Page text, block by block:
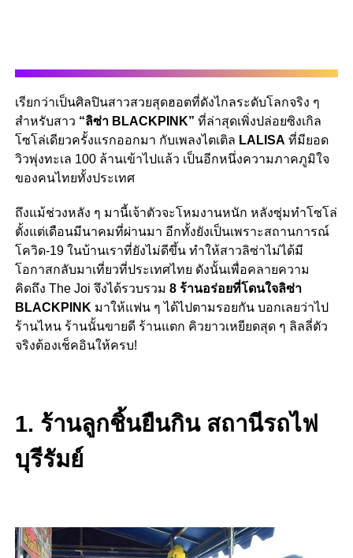
เรียกว่าเป็นศิลปินสาวสวยสุดฮอตที่ดังไกลระดับโลกจริง ๆ
สำหรับสาว “ลิซ่า BLACKPINK” ที่ล่าสุดเพิ่งปล่อยซิงเกิล
โซโล่เดียวครั้งแรกออกมา กับเพลงไตเติล LALISA ที่มียอด
วิวพุ่งทะเล 100 ล้านเข้าไปแล้ว เป็นอีกหนึ่งความภาคภูมิใจ
ของคนไทยทั้งประเทศ
ถึงแม้ช่วงหลัง ๆ มานี้เจ้าตัวจะโหมงานหนัก หลังซุ่มทำโซโล่
ตั้งแต่เดือนมีนาคมที่ผ่านมา อีกทั้งยังเป็นเพราะสถานการณ์
โควิด-19 ในบ้านเราที่ยังไม่ดีขึ้น ทำให้สาวลิซ่าไม่ได้มี
โอกาสกลับมาเที่ยวที่ประเทศไทย ดังนั้นเพื่อคลายความ
คิดถึง The Joi จึงได้รวบรวม 8 ร้านอร่อยที่โดนใจลิซ่า
BLACKPINK มาให้แฟน ๆ ได้ไปตามรอยกัน บอกเลยว่าไป
ร้านไหน ร้านนั้นขายดี ร้านแตก คิวยาวเหยียดสุด ๆ ลิลลี่ตัว
จริงต้องเช็คอินให้ครบ!
1. ร้านลูกชิ้นยืนกิน สถานีรถไฟ
บุรีรัมย์